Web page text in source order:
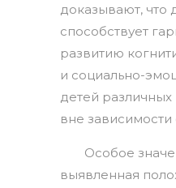
доказывают, что
способствует
развитию
и социально-
детей различных
вне зависимости
Особое
выявленная